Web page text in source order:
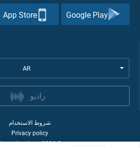
Google Play
App Store
AR
راديو
شروط الاستخدام
Privacy policy
©
2026
Quran Academy